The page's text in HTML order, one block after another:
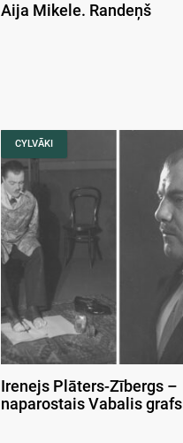
Aija Mikele. Randeņš
CYLVĀKI
Irenejs Plāters-Zībergs –
naparostais Vabalis grafs